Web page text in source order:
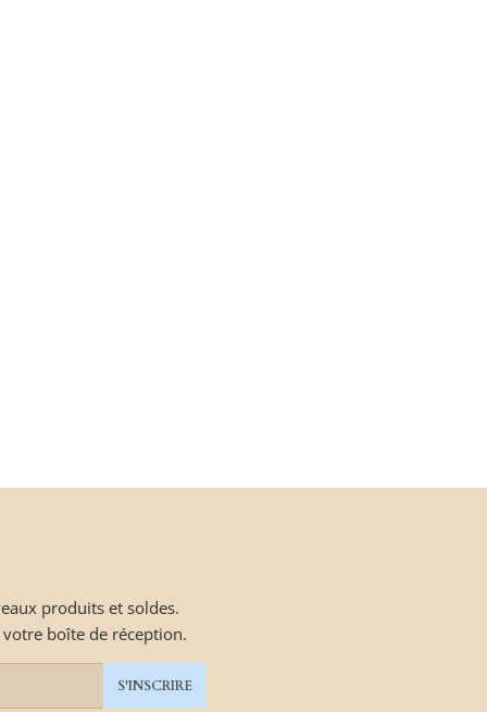
produits et soldes.
boîte de réception.
S'INSCRIRE